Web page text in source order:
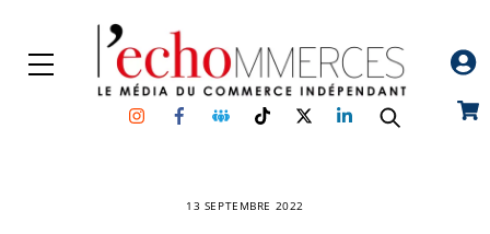
content
Menu
InstagramFacebookGroupe
Facebook
TikTokTwitterLinkedin
13 SEPTEMBRE 2022